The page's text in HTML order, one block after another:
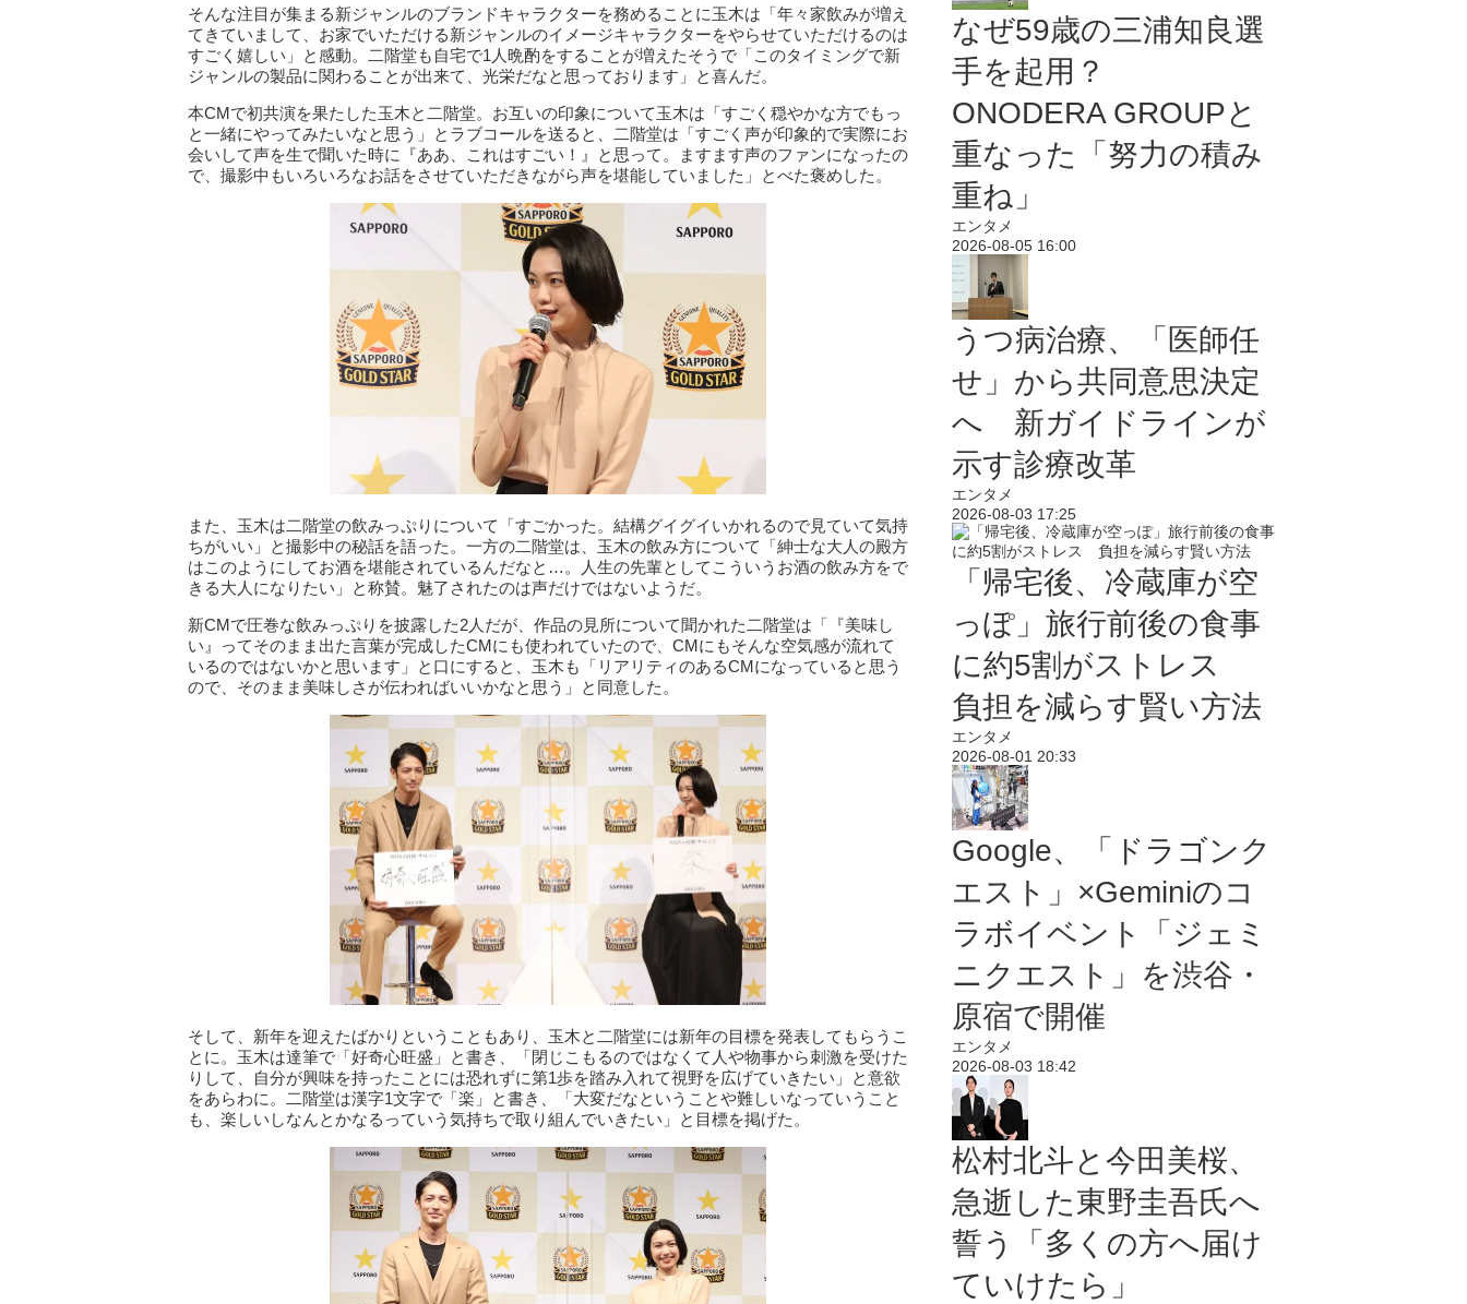
そんな注目が集まる新ジャンルのブランドキャラクターを務めることに玉木は「年々家飲みが増え
てきていまして、お家でいただける新ジャンルのイメージキャラクターをやらせていただけるのは
すごく嬉しい」と感動。二階堂も自宅で1人晩酌をすることが増えたそうで「このタイミングで新
ジャンルの製品に関わることが出来て、光栄だなと思っております」と喜んだ。
本CMで初共演を果たした玉木と二階堂。お互いの印象について玉木は「すごく穏やかな方でもっ
と一緒にやってみたいなと思う」とラブコールを送ると、二階堂は「すごく声が印象的で実際にお
会いして声を生で聞いた時に『ああ、これはすごい！』と思って。ますます声のファンになったの
で、撮影中もいろいろなお話をさせていただきながら声を堪能していました」とべた褒めした。
また、玉木は二階堂の飲みっぷりについて「すごかった。結構グイグイいかれるので見ていて気持
ちがいい」と撮影中の秘話を語った。一方の二階堂は、玉木の飲み方について「紳士な大人の殿方
はこのようにしてお酒を堪能されているんだなと…。人生の先輩としてこういうお酒の飲み方をで
きる大人になりたい」と称賛。魅了されたのは声だけではないようだ。
新CMで圧巻な飲みっぷりを披露した2人だが、作品の見所について聞かれた二階堂は「『美味し
い』ってそのまま出た言葉が完成したCMにも使われていたので、CMにもそんな空気感が流れて
いるのではないかと思います」と口にすると、玉木も「リアリティのあるCMになっていると思う
ので、そのまま美味しさが伝わればいいかなと思う」と同意した。
そして、新年を迎えたばかりということもあり、玉木と二階堂には新年の目標を発表してもらうこ
とに。玉木は達筆で「好奇心旺盛」と書き、「閉じこもるのではなくて人や物事から刺激を受けた
りして、自分が興味を持ったことには恐れずに第1歩を踏み入れて視野を広げていきたい」と意欲
をあらわに。二階堂は漢字1文字で「楽」と書き、「大変だなということや難しいなっていうこと
も、楽しいしなんとかなるっていう気持ちで取り組んでいきたい」と目標を掲げた。
なぜ59歳の三浦知良選
手を起用？
ONODERA GROUPと
重なった「努力の積み
重ね」
エンタメ
2026-08-05 16:00
うつ病治療、「医師任
せ」から共同意思決定
へ 新ガイドラインが
示す診療改革
エンタメ
2026-08-03 17:25
「帰宅後、冷蔵庫が空
っぽ」旅行前後の食事
に約5割がストレス
負担を減らす賢い方法
エンタメ
2026-08-01 20:33
Google、「ドラゴンク
エスト」×Geminiのコ
ラボイベント「ジェミ
ニクエスト」を渋谷・
原宿で開催
エンタメ
2026-08-03 18:42
松村北斗と今田美桜、
急逝した東野圭吾氏へ
誓う「多くの方へ届け
ていけたら」